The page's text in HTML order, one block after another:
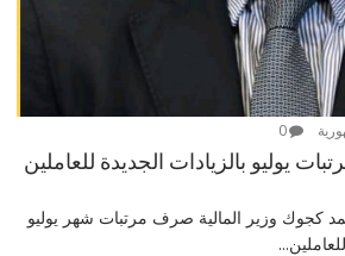
0
يوليو بالزيادات الجديدة للعاملين
كجوك وزير المالية صرف مرتبات شهر يوليو